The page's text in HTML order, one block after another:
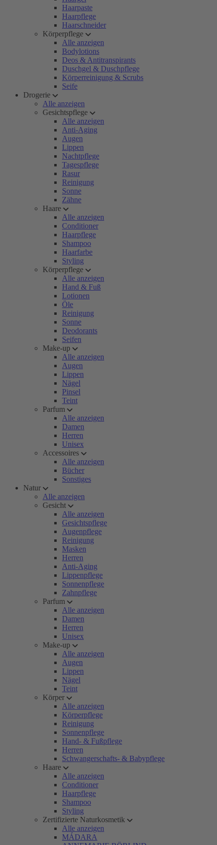
Haarpaste
Haarpflege
Haarschneider
Körperpflege
Alle anzeigen
Bodylotions
Deos & Antitranspirants
Duschgel & Duschpflege
Körperreinigung & Scrubs
Seife
Drogerie
Alle anzeigen
Gesichtspflege
Alle anzeigen
Anti-Aging
Augen
Lippen
Nachtpflege
Tagespflege
Rasur
Reinigung
Sonne
Zähne
Haare
Alle anzeigen
Conditioner
Haarpflege
Shampoo
Haarfarbe
Styling
Körperpflege
Alle anzeigen
Hand & Fuß
Lotionen
Öle
Reinigung
Sonne
Deodorants
Seifen
Make-up
Alle anzeigen
Augen
Lippen
Nägel
Pinsel
Teint
Parfum
Alle anzeigen
Damen
Herren
Unisex
Accessoires
Alle anzeigen
Bücher
Sonstiges
Natur
Alle anzeigen
Gesicht
Alle anzeigen
Gesichtspflege
Augenpflege
Reinigung
Masken
Herren
Anti-Aging
Lippenpflege
Sonnenpflege
Zahnpflege
Parfum
Alle anzeigen
Damen
Herren
Unisex
Make-up
Alle anzeigen
Augen
Lippen
Nägel
Teint
Körper
Alle anzeigen
Körperpflege
Reinigung
Sonnenpflege
Hand- & Fußpflege
Herren
Schwangerschafts- & Babypflege
Haare
Alle anzeigen
Conditioner
Haarpflege
Shampoo
Styling
Zertifizierte Naturkosmetik
Alle anzeigen
MÁDARA